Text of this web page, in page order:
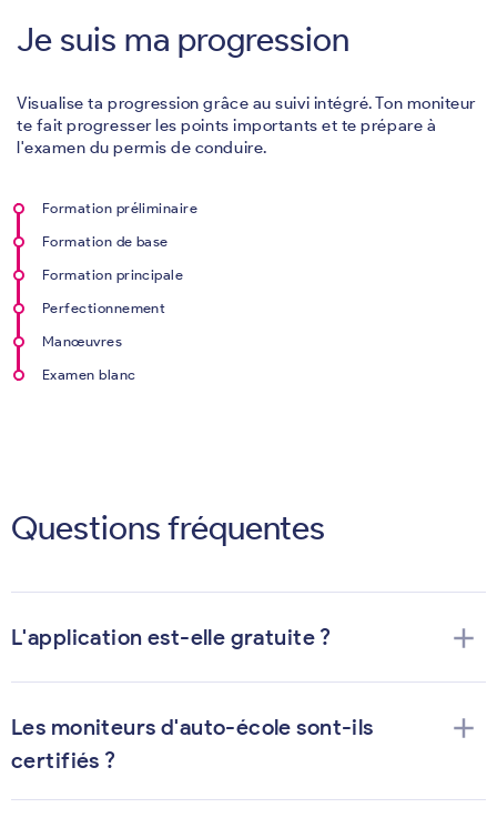
Je suis ma progression
Visualise ta progression grâce au suivi intégré. Ton moniteur
te fait progresser les points importants et te prépare à
l'examen du permis de conduire.
Formation préliminaire
Formation de base
Formation principale
Perfectionnement
Manœuvres
Examen blanc
Questions fréquentes
L'application est-elle gratuite ? add
Les moniteurs d'auto-école sont-ils
certifiés ?
add